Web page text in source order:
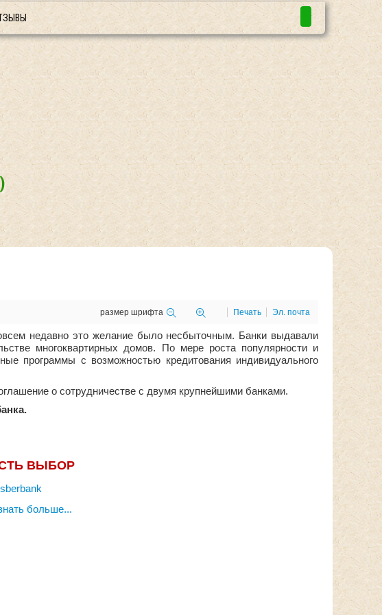
размер шрифта Печать Эл. почта
недавно это желание было несбыточным. Банки выдавали
многоквартирных домов. По мере роста популярности и
программы с возможностью кредитования индивидуального
о сотрудничестве с двумя крупнейшими банками.
ВЫБОР
больше...